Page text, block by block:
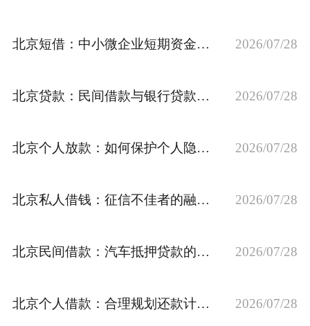
私人借款
北京短借：中小微企业短期资金周转的“加速器” 2026/07/28
北京贷款：民间借款与银行贷款的互补与融合 2026/07/28
北京个人放款：如何保护个人隐私与信息安全？ 2026/07/28
北京私人借钱：征信不佳者的融资出路 2026/07/28
北京民间借款：汽车抵押贷款的优缺点分析 2026/07/28
北京个人借款：合理规划还款计划，避免债务危机 2026/07/28